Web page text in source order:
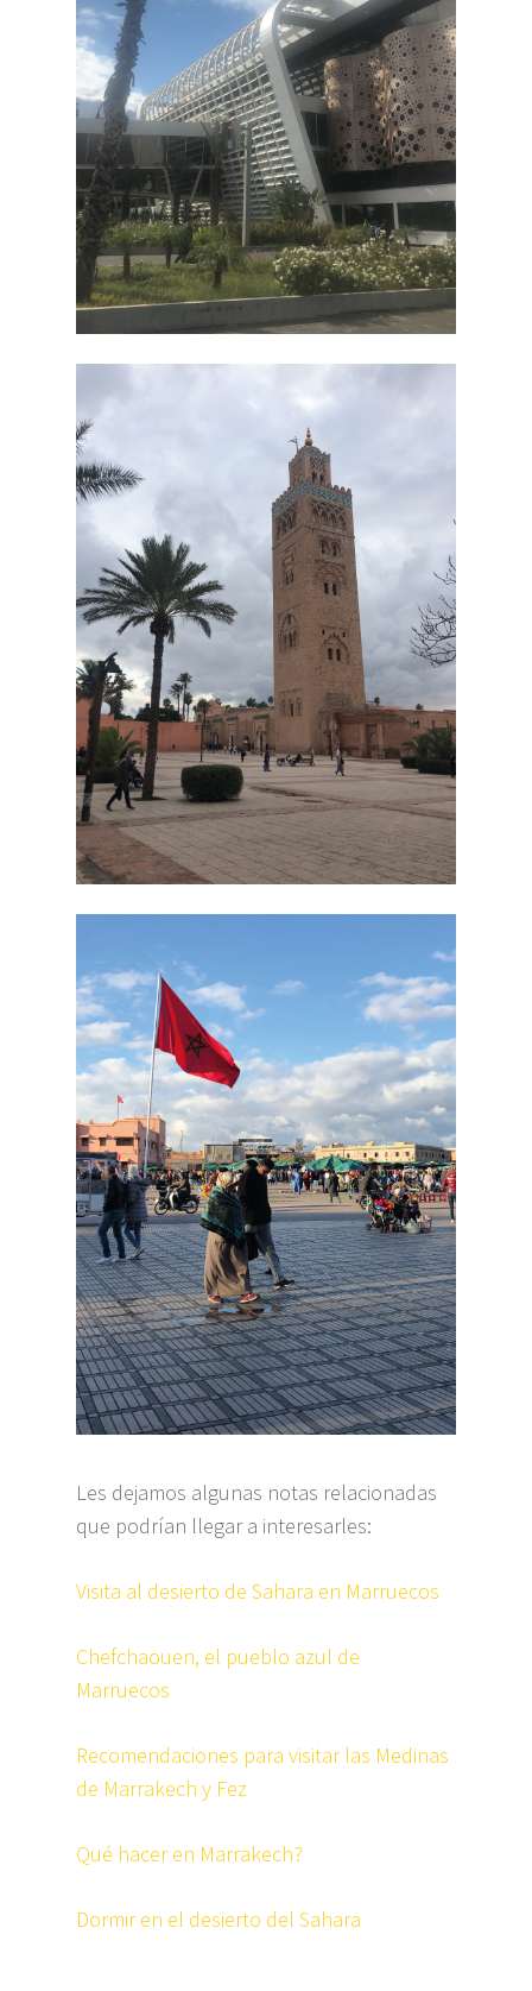
Les dejamos algunas notas relacionadas
que podrían llegar a interesarles:
Visita al desierto de Sahara en Marruecos
Chefchaouen, el pueblo azul de
Marruecos
Recomendaciones para visitar las Medinas
de Marrakech y Fez
Qué hacer en Marrakech?
Dormir en el desierto del Sahara